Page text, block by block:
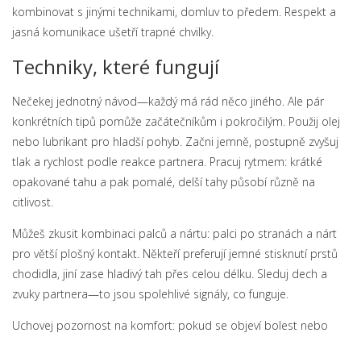
kombinovat s jinými technikami, domluv to předem. Respekt a
jasná komunikace ušetří trapné chvilky.
Techniky, které fungují
Nečekej jednotný návod—každý má rád něco jiného. Ale pár
konkrétních tipů pomůže začátečníkům i pokročilým. Použij olej
nebo lubrikant pro hladší pohyb. Začni jemně, postupně zvyšuj
tlak a rychlost podle reakce partnera. Pracuj rytmem: krátké
opakované tahu a pak pomalé, delší tahy působí různě na
citlivost.
Můžeš zkusit kombinaci palců a nártu: palci po stranách a nárt
pro větší plošný kontakt. Někteří preferují jemné stisknutí prstů
chodidla, jiní zase hladivý tah přes celou délku. Sleduj dech a
zvuky partnera—to jsou spolehlivé signály, co funguje.
Uchovej pozornost na komfort: pokud se objeví bolest nebo